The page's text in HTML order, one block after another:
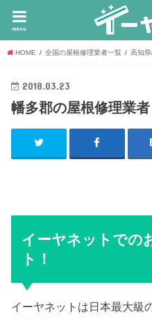
menu
HOME 全国の屋根修理業者一覧 高知
2018.03.23
幡多郡の屋根修理業者
イーヤネットでの
ト！
イーヤネットは日本最大級